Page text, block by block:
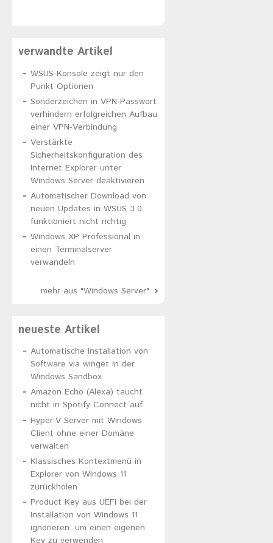
verwandte Artikel
WSUS-Konsole zeigt nur den
Punkt Optionen
Sonderzeichen in VPN-Passwort
verhindern erfolgreichen Aufbau
einer VPN-Verbindung
Verstärkte
Sicherheitskonfiguration des
Internet Explorer unter
Windows Server deaktivieren
Automatischer Download von
neuen Updates in WSUS 3.0
funktioniert nicht richtig
Windows XP Professional in
einen Terminalserver
verwandeln
mehr aus "Windows Server"
neueste Artikel
Automatische Installation von
Software via winget in der
Windows Sandbox
Amazon Echo (Alexa) taucht
nicht in Spotify Connect auf
Hyper-V Server mit Windows
Client ohne einer Domäne
verwalten
Klassisches Kontextmenü in
Explorer von Windows 11
zurückholen
Product Key aus UEFI bei der
Installation von Windows 11
ignorieren, um einen eigenen
Key zu verwenden